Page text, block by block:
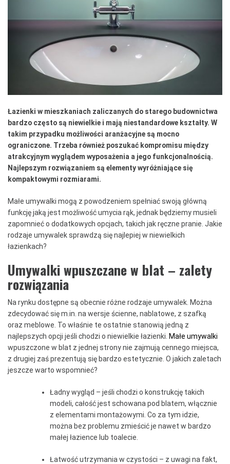
Łazienki w mieszkaniach zaliczanych do starego budownictwa
bardzo często są niewielkie i mają niestandardowe kształty. W
takim przypadku możliwości aranżacyjne są mocno
ograniczone. Trzeba również poszukać kompromisu między
atrakcyjnym wyglądem wyposażenia a jego funkcjonalnością.
Najlepszym rozwiązaniem są elementy wyróżniające się
kompaktowymi rozmiarami.
Małe umywalki mogą z powodzeniem spełniać swoją główną
funkcję jaką jest możliwość umycia rąk, jednak będziemy musieli
zapomnieć o dodatkowych opcjach, takich jak ręczne pranie. Jakie
rodzaje umywalek sprawdzą się najlepiej w niewielkich
łazienkach?
Umywalki wpuszczane w blat – zalety
rozwiązania
Na rynku dostępne są obecnie różne rodzaje umywalek. Można
zdecydować się m.in. na wersje ścienne, nablatowe, z szafką
oraz meblowe. To właśnie te ostatnie stanowią jedną z
najlepszych opcji jeśli chodzi o niewielkie łazienki. Małe umywalki
wpuszczone w blat z jednej strony nie zajmują cennego miejsca,
z drugiej zaś prezentują się bardzo estetycznie. O jakich zaletach
jeszcze warto wspomnieć?
Ładny wygląd – jeśli chodzi o konstrukcję takich
modeli, całość jest schowana pod blatem, włącznie
z elementami montażowymi. Co za tym idzie,
można bez problemu zmieścić je nawet w bardzo
małej łazience lub toalecie.
Łatwość utrzymania w czystości – z uwagi na fakt,